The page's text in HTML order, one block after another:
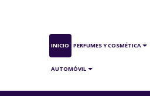
INICIO PERFUMES Y COSMÉTICA
AUTOMÓVIL